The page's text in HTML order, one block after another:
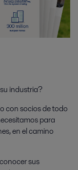
industria?
con socios de todo
para
en el camino
sus